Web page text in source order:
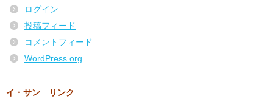
ログイン
投稿フィード
コメントフィード
WordPress.org
イ・サン リンク